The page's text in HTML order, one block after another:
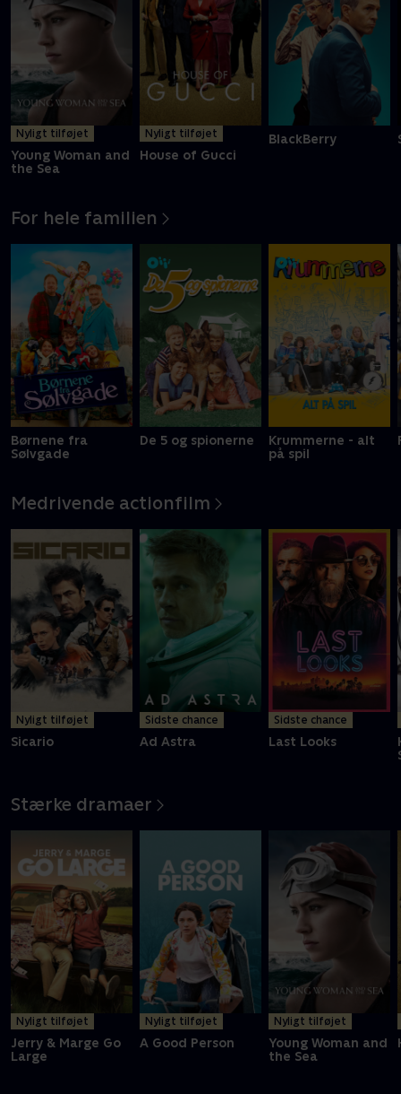
Nyligt tilføjet
Young Woman and
the Sea
Nyligt tilføjet
House of Gucci
BlackBerry
For hele familien
Børnene fra
Sølvgade
De 5 og spionerne
Krummerne - alt
på spil
Medrivende actionfilm
Nyligt tilføjet
Sicario
Sidste chance
Ad Astra
Sidste chance
Last Looks
Stærke dramaer
Nyligt tilføjet
Jerry & Marge Go
Large
Nyligt tilføjet
A Good Person
Nyligt tilføjet
Young Woman and
the Sea